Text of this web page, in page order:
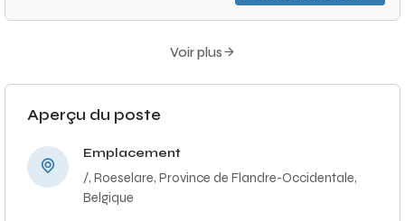
Voir plus
Aperçu du poste
Emplacement
/, Roeselare, Province de Flandre-Occidentale,
Belgique